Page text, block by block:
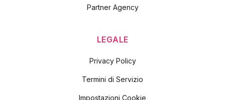
Partner Agency
LEGALE
Privacy Policy
Termini di Servizio
Impostazioni Cookie